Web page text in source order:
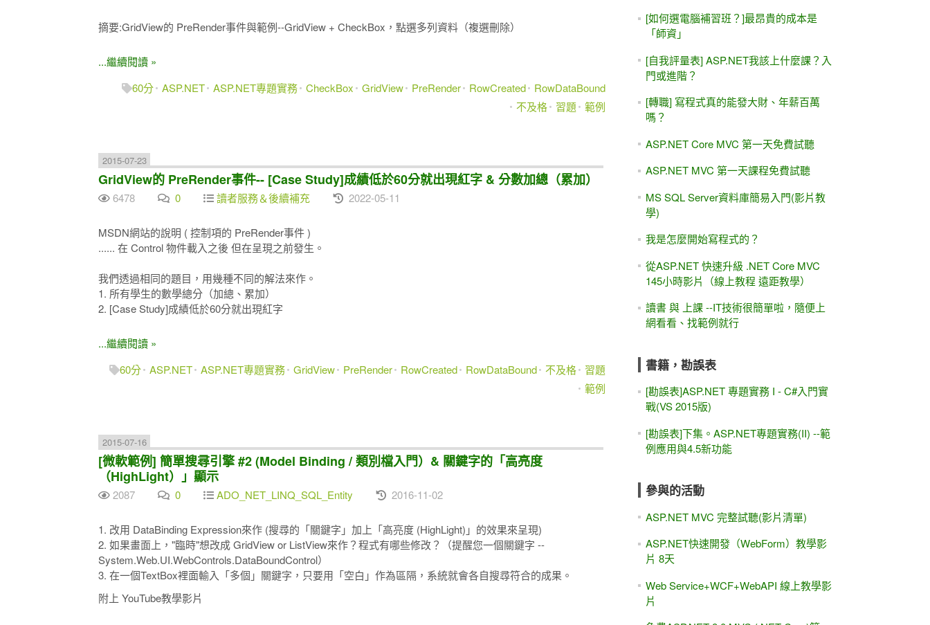
摘要:GridView的 PreRender事件與範例--GridView + CheckBox，點選多列資料（複選刪除）
...繼續閱讀 »
60分 ASP.NET ASP.NET專題實務 CheckBox GridView PreRender RowCreated
RowDataBound
不及格
習題 範例
2015-07-23
GridView的 PreRender事件-- [Case Study]成績低於60分就出現紅字 & 分數加總（累加）
6478 0 讀者服務＆後續補充 2022-05-11
MSDN網站的說明 ( 控制項的 PreRender事件 )
...... 在 Control 物件載入之後 但在呈現之前發生。
我們透過相同的題目，用幾種不同的解法來作。
1. 所有學生的數學總分（加總、累加）
2. [Case Study]成績低於60分就出現紅字
...繼續閱讀 »
60分 ASP.NET ASP.NET專題實務 GridView PreRender RowCreated RowDataBound 不及格
習題
範例
2015-07-16
[微軟範例] 簡單搜尋引擎 #2 (Model Binding / 類別檔入門）& 關鍵字的「高亮度
（HighLight）」顯示
2087 0 ADO_NET_LINQ_SQL_Entity 2016-11-02
1. 改用 DataBinding Expression來作 (搜尋的「關鍵字」加上「高亮度 (HighLight)」的效果來呈現)
2. 如果畫面上，"臨時"想改成 GridView or ListView來作？程式有哪些修改？（提醒您一個關鍵字 --
System.Web.UI.WebControls.DataBoundControl）
3. 在一個TextBox裡面輸入「多個」關鍵字，只要用「空白」作為區隔，系統就會各自搜尋符合的成果。
附上 YouTube教學影片
[如何選電腦補習班？]最昂貴的成本是
「師資」
[自我評量表] ASP.NET我該上什麼課？入
門或進階？
[轉職] 寫程式真的能發大財、年薪百萬
嗎？
ASP.NET Core MVC 第一天免費試聽
ASP.NET MVC 第一天課程免費試聽
MS SQL Server資料庫簡易入門(影片教
學)
我是怎麼開始寫程式的？
從ASP.NET 快速升級 .NET Core MVC
145小時影片（線上教程 遠距教學）
讀書 與 上課 --IT技術很簡單啦，隨便上
網看看、找範例就行
書籍，勘誤表
[勘誤表]ASP.NET 專題實務 I - C#入門實
戰(VS 2015版)
[勘誤表]下集。ASP.NET專題實務(II) --範
例應用與4.5新功能
參與的活動
ASP.NET MVC 完整試聽(影片清單)
ASP.NET快速開發（WebForm）教學影
片 8天
Web Service+WCF+WebAPI 線上教學影
片